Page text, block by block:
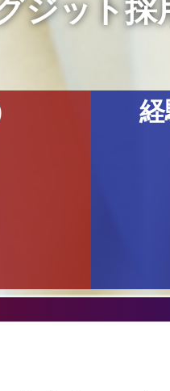
ジット採
経